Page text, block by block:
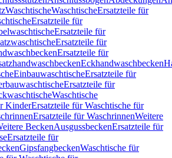
WaschtischeWaschtischeErsatzteile für
Ersatzteile für
Ersatzteile für
Ersatzteile für
Ersatzteile für
Eckhandwaschbecken
EinbauwaschtischeErsatzteile für
Ersatzteile für
Waschtische
KinderErsatzteile für Waschtische für
Ersatzteile für WaschrinnenWeitere
BeckenAusgussbeckenErsatzteile für
Ersatzteile für
GipsfangbeckenWaschtische für